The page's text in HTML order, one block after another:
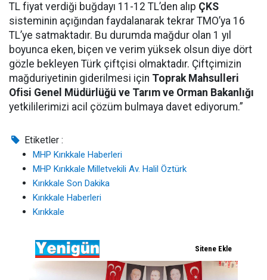
TL fiyat verdiği buğdayı 11-12 TL’den alıp ÇKS
sisteminin açığından faydalanarak tekrar TMO’ya 16
TL’ye satmaktadır. Bu durumda mağdur olan 1 yıl
boyunca eken, biçen ve verim yüksek olsun diye dört
gözle bekleyen Türk çiftçisi olmaktadır. Çiftçimizin
mağduriyetinin giderilmesi için Toprak Mahsulleri
Ofisi Genel Müdürlüğü ve Tarım ve Orman Bakanlığı
yetkililerimizi acil çözüm bulmaya davet ediyorum.”
Etiketler :
MHP Kırıkkale Haberleri
MHP Kırıkkale Milletvekili Av. Halil Öztürk
Kırıkkale Son Dakika
Kırıkkale Haberleri
Kırıkkale